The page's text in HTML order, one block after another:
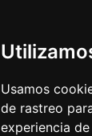
Usamos
de rastreo
experiencia